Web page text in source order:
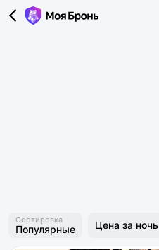
Сортировка
Популярные Цена за ночь